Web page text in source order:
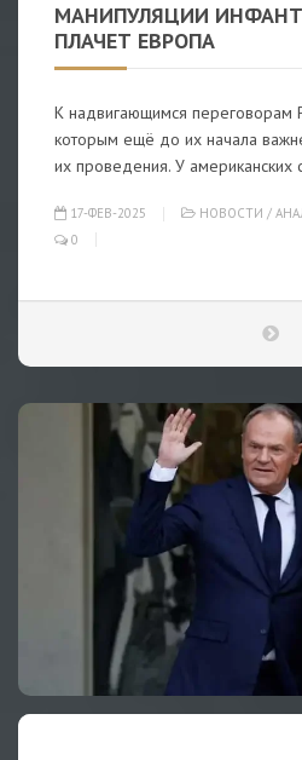
МАНИПУЛЯЦИИ
ПЛАЧЕТ ЕВРОПА
К надвигающимся переговорам
которым ещё до их начала
их проведения. У
17-ФЕВ-2025 НОВОСТИ /
0